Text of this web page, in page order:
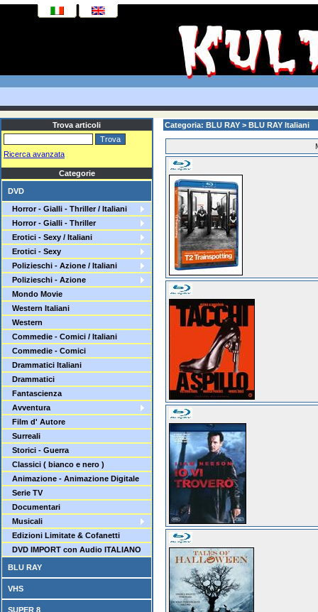
Trova articoli
Ricerca avanzata
Categorie
DVD
Horror - Gialli - Thriller / Italiani
Horror - Gialli - Thriller
Erotici - Sexy / Italiani
Erotici - Sexy
Polizieschi - Azione / Italiani
Polizieschi - Azione
Mondo Movie
Western Italiani
Western
Commedie - Comici / Italiani
Commedie - Comici
Drammatici Italiani
Drammatici
Fantascienza
Avventura
Film d' Autore
Surreali
Storici - Guerra
Classici ( bianco e nero )
Animazione - Animazione Digitale
Serie TV
Documentari
Musicali
Edizioni Limitate & Cofanetti
DVD IMPORT con Audio ITALIANO
BLU RAY
VHS
SUPER 8
Categoria: BLU RAY > BLU RAY Italiani